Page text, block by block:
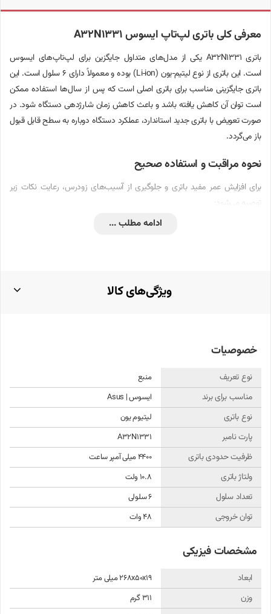
معرفی کلی باتری لپ‌تاپ ایسوس A32N1331
باتری A32N1331 یکی از مدل‌های متداول جایگزین برای لپ‌تاپ‌های ایسوس
است. این باتری از نوع لیتیم‑یون (Li‑ion) بوده و معمولاً دارای ۶ سلول است. این
باتری جایگزینی مناسب برای باتری اصلی است که پس از سال‌ها استفاده ممکن
است توان آن کاهش یافته باشد و باعث کاهش زمان شارژدهی دستگاه شود. در
صورت تعویض با باتری جدید استاندارد، عملکرد دستگاه دوباره به سطح قابل قبول
باز می‌گردد.
نحوه مراقبت و استفاده صحیح
برای افزایش عمر مفید باتری و جلوگیری از آسیب‌های زودرس، رعایت نکات زیر
از دماهای بالا خودداری کنید؛ لپ‌تاپ را روی سطح ضخیم یا غیرقابل تهویه
از شارژر اصلی یا شارژری با جریان/ولتاژ مناسب استفاده کنید تا نوسانات برق
در دوره‌های زمانی منظم (مثلاً هر چند ماه یک بار) باتری را تا تقریباً 100٪ شارژ
کرده و سپس تا حدود ۱۰–۲۰٪ استفاده کنید تا کالیبراسیون داخلی بهتر شود.
از استفاده هم‌زمان پردازش‌های سنگین هنگام شارژ شدن باتری اجتناب
کنید، چون گرمای زیاد به باتری آسیب می‌زند.
نحوه نصب و راه‌اندازی
مراحل نصب باتری جایگزین به این صورت است:
ابتدا لپ‌تاپ را خاموش کرده و آداپتور شارژر را از آن جدا کنید.
پیچ‌های قاب زیر لپ‌تاپ را باز نمایید تا به قطعات داخلی دسترسی پیدا کنید.
قاب زیر را به آرامی بلند کرده و جدا کنید (دقت کنید به فشرده شدن گیره‌ها یا
قفل‌های پلاستیکی).
ادامه مطلب ...
ویژگی‌های کالا
خصوصیات
نوع تعریف منبع
مناسب برای برند ایسوس | Asus
نوع باتری لیتیوم یون
پارت نامبر A32N1331
ظرفیت حدودی باتری 4400 میلی آمپر ساعت
ولتاژ باتری 10.8 ولت
تعداد سلول 6 سلولی
توان خروجی 48 وات
مشخصات فیزیکی
ابعاد 268x50x19 میلی متر
وزن 311 گرم